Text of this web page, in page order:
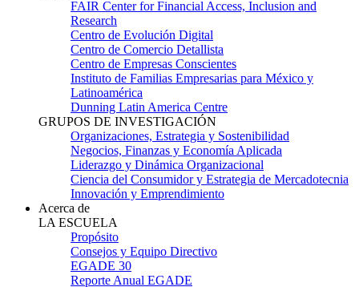
FAIR Center for Financial Access, Inclusion and
Research
Centro de Evolución Digital
Centro de Comercio Detallista
Centro de Empresas Conscientes
Instituto de Familias Empresarias para México y
Latinoamérica
Dunning Latin America Centre
GRUPOS DE INVESTIGACIÓN
Organizaciones, Estrategia y Sostenibilidad
Negocios, Finanzas y Economía Aplicada
Liderazgo y Dinámica Organizacional
Ciencia del Consumidor y Estrategia de Mercadotecnia
Innovación y Emprendimiento
Acerca de
LA ESCUELA
Propósito
Consejos y Equipo Directivo
EGADE 30
Reporte Anual EGADE